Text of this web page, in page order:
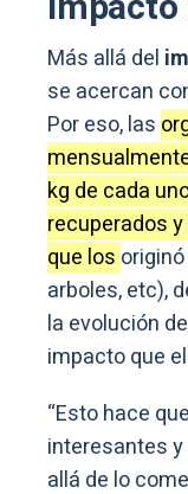
kg de cada
recuperados
que losoriginó
arboles, etc),
la evolución
impacto que
“Esto hace
interesantes y
allá de lo
economía
asevera